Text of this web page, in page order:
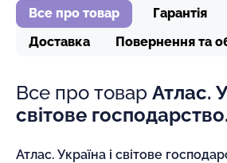
Все про товар Гарантія
Доставка
Повернення та
Все про товар Атлас.
світове
Атлас. Україна і світове